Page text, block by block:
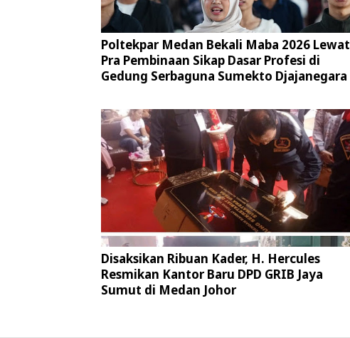
Poltekpar Medan Bekali Maba 2026 Lewat
Pra Pembinaan Sikap Dasar Profesi di
Gedung Serbaguna Sumekto Djajanegara
Disaksikan Ribuan Kader, H. Hercules
Resmikan Kantor Baru DPD GRIB Jaya
Sumut di Medan Johor